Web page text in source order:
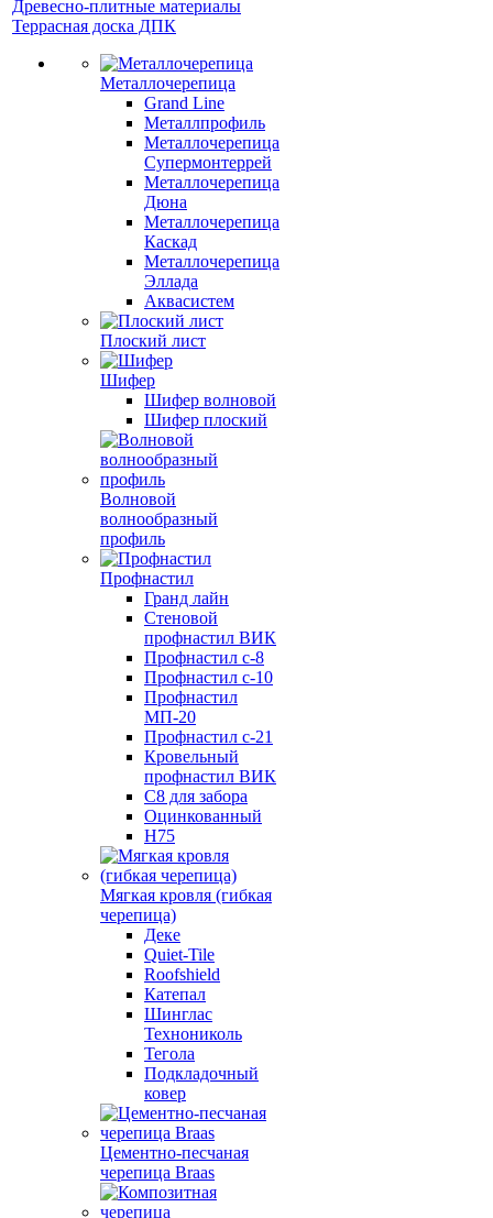
Древесно-плитные материалы
Террасная доска ДПК
Металлочерепица
Grand Line
Металлпрофиль
Металлочерепица
Супермонтеррей
Металлочерепица
Дюна
Металлочерепица
Каскад
Металлочерепица
Эллада
Аквасистем
Плоский лист
Шифер
Шифер волновой
Шифер плоский
Волновой
волнообразный
профиль
Профнастил
Гранд лайн
Стеновой
профнастил ВИК
Профнастил с-8
Профнастил с-10
Профнастил
МП-20
Профнастил с-21
Кровельный
профнастил ВИК
С8 для забора
Оцинкованный
Н75
Мягкая кровля (гибкая
черепица)
Деке
Quiet-Tile
Roofshield
Катепал
Шинглас
Технониколь
Тегола
Подкладочный
ковер
Цементно-песчаная
черепица Braas